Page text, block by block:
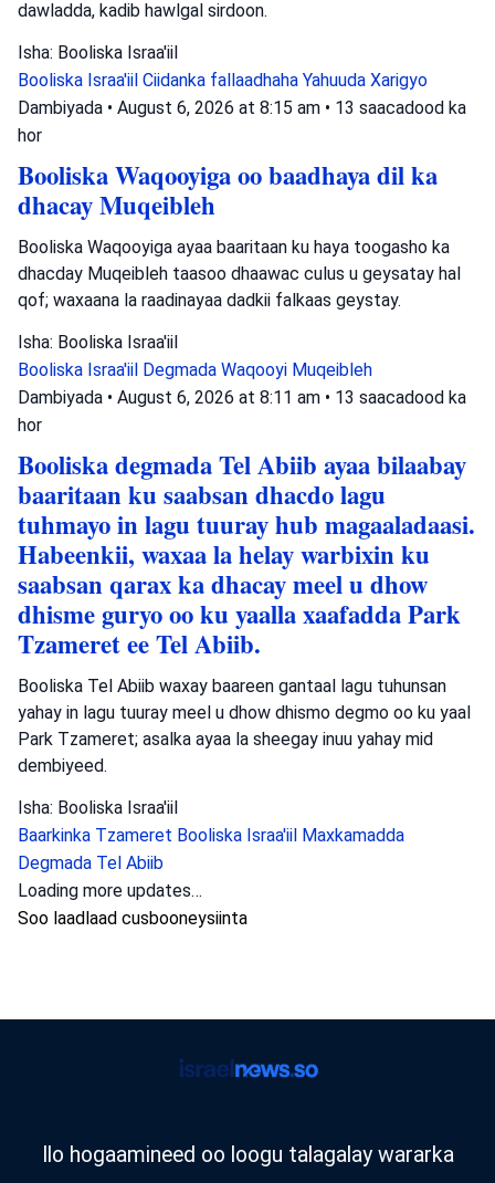
dawladda, kadib hawlgal sirdoon.
Isha: Booliska Israa'iil
Booliska Israa'iil Ciidanka fallaadhaha Yahuuda Xarigyo
Dambiyada • August 6, 2026 at 8:15 am • 13 saacadood ka
hor
Booliska Waqooyiga oo baadhaya dil ka
dhacay Muqeibleh
Booliska Waqooyiga ayaa baaritaan ku haya toogasho ka
dhacday Muqeibleh taasoo dhaawac culus u geysatay hal
qof; waxaana la raadinayaa dadkii falkaas geystay.
Isha: Booliska Israa'iil
Booliska Israa'iil Degmada Waqooyi Muqeibleh
Dambiyada • August 6, 2026 at 8:11 am • 13 saacadood ka
hor
Booliska degmada Tel Abiib ayaa bilaabay
baaritaan ku saabsan dhacdo lagu
tuhmayo in lagu tuuray hub magaaladaasi.
Habeenkii, waxaa la helay warbixin ku
saabsan qarax ka dhacay meel u dhow
dhisme guryo oo ku yaalla xaafadda Park
Tzameret ee Tel Abiib.
Booliska Tel Abiib waxay baareen gantaal lagu tuhunsan
yahay in lagu tuuray meel u dhow dhismo degmo oo ku yaal
Park Tzameret; asalka ayaa la sheegay inuu yahay mid
dembiyeed.
Isha: Booliska Israa'iil
Baarkinka Tzameret Booliska Israa'iil Maxkamadda
Degmada Tel Abiib
Dambiyada • August 5, 2026 at 10:17 pm
hor
sababaha ka dambeeya dhacdo rasaas ah
lagu toogtay nin deegaanka ah oo da’diisu
dhawaaqay inuu goobta ku geeriyooday.